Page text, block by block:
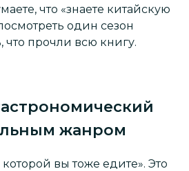
что «знаете китайскую
один сезон
что прочли всю книгу.
жанром
которой вы тоже едите». Это